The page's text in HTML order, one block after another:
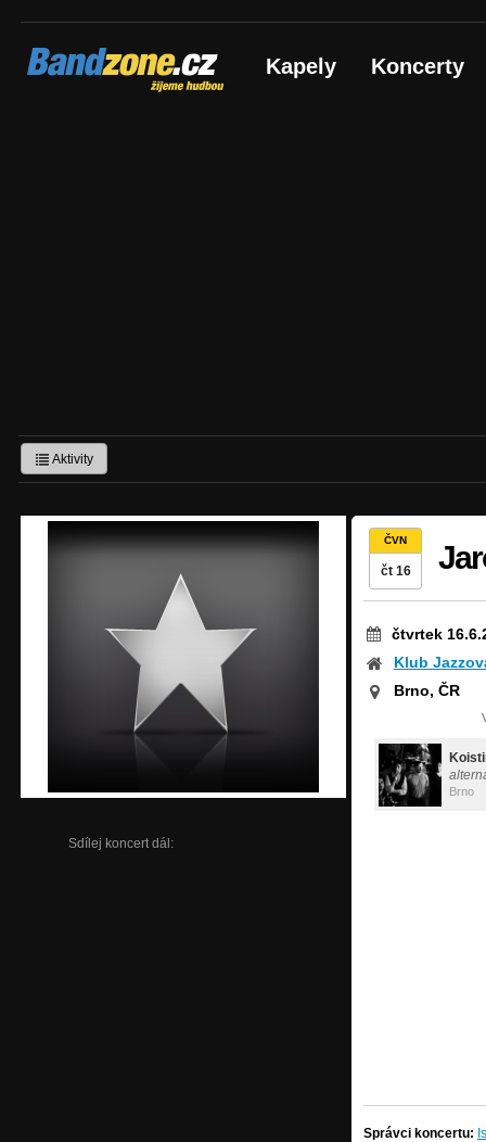
Bandzone.cz
žijeme hudbou Kapely Koncerty
Aktivity
Sdílej koncert dál:
ČVN
čt 16
čtvrtek
Klub
Brno, ČR
Brno
Správci koncertu: